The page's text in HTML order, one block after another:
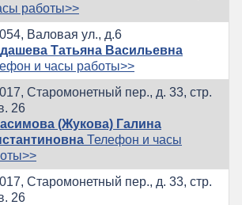
работы>>
Валовая ул., д.6
Татьяна Васильевна
и часы работы>>
Старомонетный пер., д. 33, стр.
26
(Жукова) Галина
Телефон и часы
Старомонетный пер., д. 33, стр.
26